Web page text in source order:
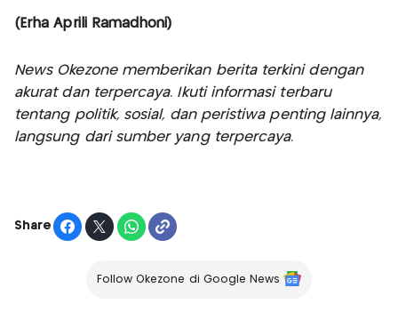
(Erha Aprili Ramadhoni)
News Okezone memberikan berita terkini dengan
akurat dan terpercaya. Ikuti informasi terbaru
tentang politik, sosial, dan peristiwa penting lainnya,
langsung dari sumber yang terpercaya.
Share
Follow Okezone di Google News